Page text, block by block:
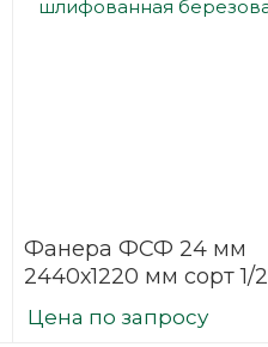
Фанера ФСФ 24 мм
2440х1220 мм сорт 1/2
шлифованная
березовая
Цена по запросу